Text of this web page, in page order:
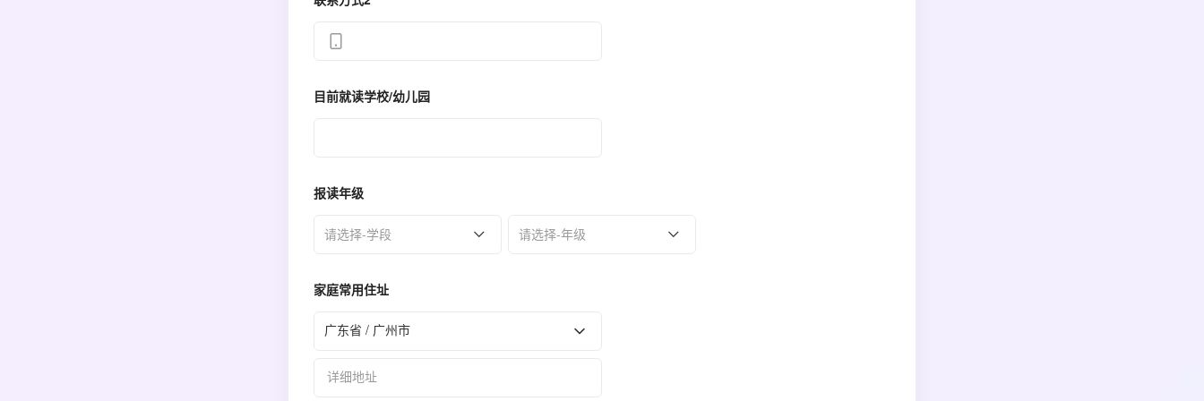
目前就读学校/幼儿园
报读年级
请选择-学段 请选择-年级
家庭常用住址
广东省 / 广州市